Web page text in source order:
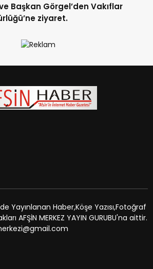
Başkan Görgel’den Vakıflar
ziyaret.
abone olarak, tarafınıza haber,
e-postaların gönderilmesini
Yayınlanan Haber,Köşe Yazısı,Fotoğraf
AFŞİN MERKEZ YAYIN GURUBU'na aittir.